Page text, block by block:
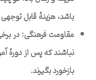
باشد، هزینهٔ قابل توجهی
مقاومت فرهنگی: در
نباشند که پس از دورهٔ
بازخورد بگیرند.